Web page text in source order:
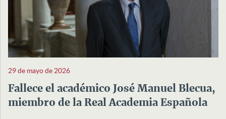
29 de mayo de 2026
Fallece el académico José Manuel Blecua,
miembro de la Real Academia Española